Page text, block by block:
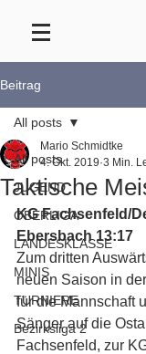
Beitrag
All posts
JUGEND
OBERLIGA
LANDESKLASSE
MINIS
TURNIERE
Bezirksliga 2
All posts
Taktische
Mario Schmidtke
4. Okt. 2019 3 Min.
KG Fachsenfeld/
Ebersbach 13:17
Zum dritten
neuen Saison in
für die Mannschaft
Sänger auf die
Fachsenfeld, zur